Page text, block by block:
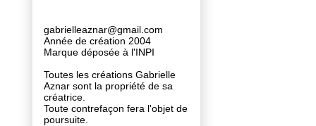
gabrielleaznar@gmail.com
Année de création 2004
Marque déposée à l'INPI
Toutes les créations Gabrielle
Aznar sont la propriété de sa
créatrice.
Toute contrefaçon fera l'objet de
poursuite.